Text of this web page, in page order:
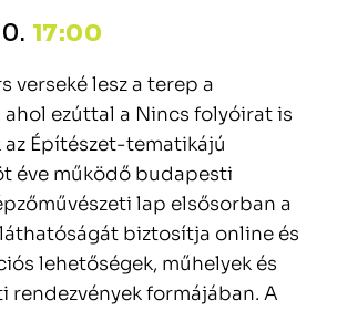
17:00
verseké lesz a terep a
ahol ezúttal a Nincs folyóirat is
Építészet-tematikájú
éve működő budapesti
lap elsősorban a
biztosítja online és
lehetőségek, műhelyek és
rendezvények formájában. A